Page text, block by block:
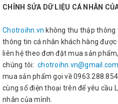
CHỈNH SỬA DỮ LIỆU CÁ NHÂN
Chotroihn.vn không thu thập thông
thông tin cá nhân khách hàng
liên hệ theo đơn đặt mua sản
chúng tôi: chotroihn.vn@gmail.com
mua sản phẩm gọi về
cùng số điện thoại trên để yêu cầu
nhân của mình.